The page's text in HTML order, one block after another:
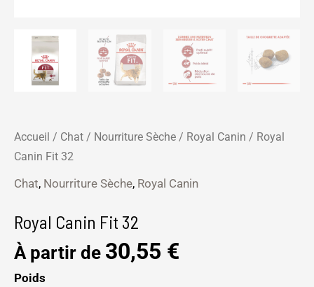
Accueil / Chat / Nourriture Sèche / Royal Canin / Royal
Canin Fit 32
Chat, Nourriture Sèche, Royal Canin
Royal Canin Fit 32
À partir de 30,55 €
Poids